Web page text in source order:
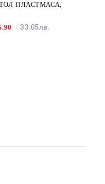
ПЛАСТМАСА,
33.05лв.